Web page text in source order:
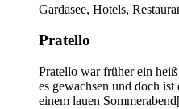
Gardasee, Hotels,
Pratello
Pratello war früher ein
es gewachsen und doch
einem lauen